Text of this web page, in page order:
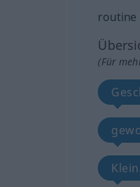
routine
(Für